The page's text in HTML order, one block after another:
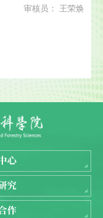
审核员： 王荣焕
心
究
作